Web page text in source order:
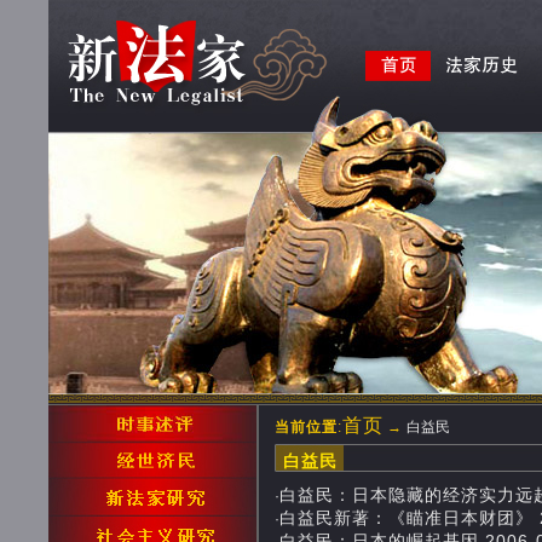
当前位置:首页 → 白益民
白益民
·白益民：日本隐藏的经济实力
·白益民新著：《瞄准日本财团